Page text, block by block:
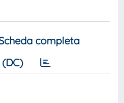
completa